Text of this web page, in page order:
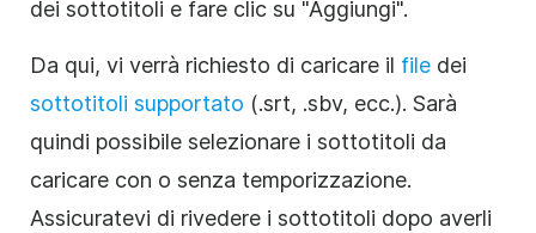
dei sottotitoli e fare clic su "Aggiungi".
Da qui, vi verrà richiesto di caricare il file dei
sottotitoli supportato (.srt, .sbv, ecc.). Sarà
quindi possibile selezionare i sottotitoli da
caricare con o senza temporizzazione.
Assicuratevi di rivedere i sottotitoli dopo averli